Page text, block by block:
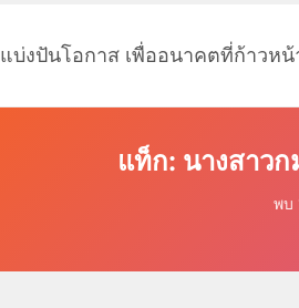
แบ่งปันโอกาส เพื่ออนาคตที่ก้าวหน้
แท็ก: นางสาว
พบ